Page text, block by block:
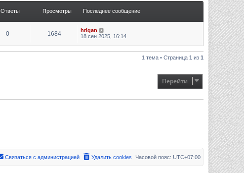
Ответы Просмотры Последнее сообщение
0 1684
hrigan
18 сен 2025, 16:14
1 тема • Страница 1 из 1
Перейти
Часовой пояс: UTC+07:00
Удалить cookies
Связаться с администрацией